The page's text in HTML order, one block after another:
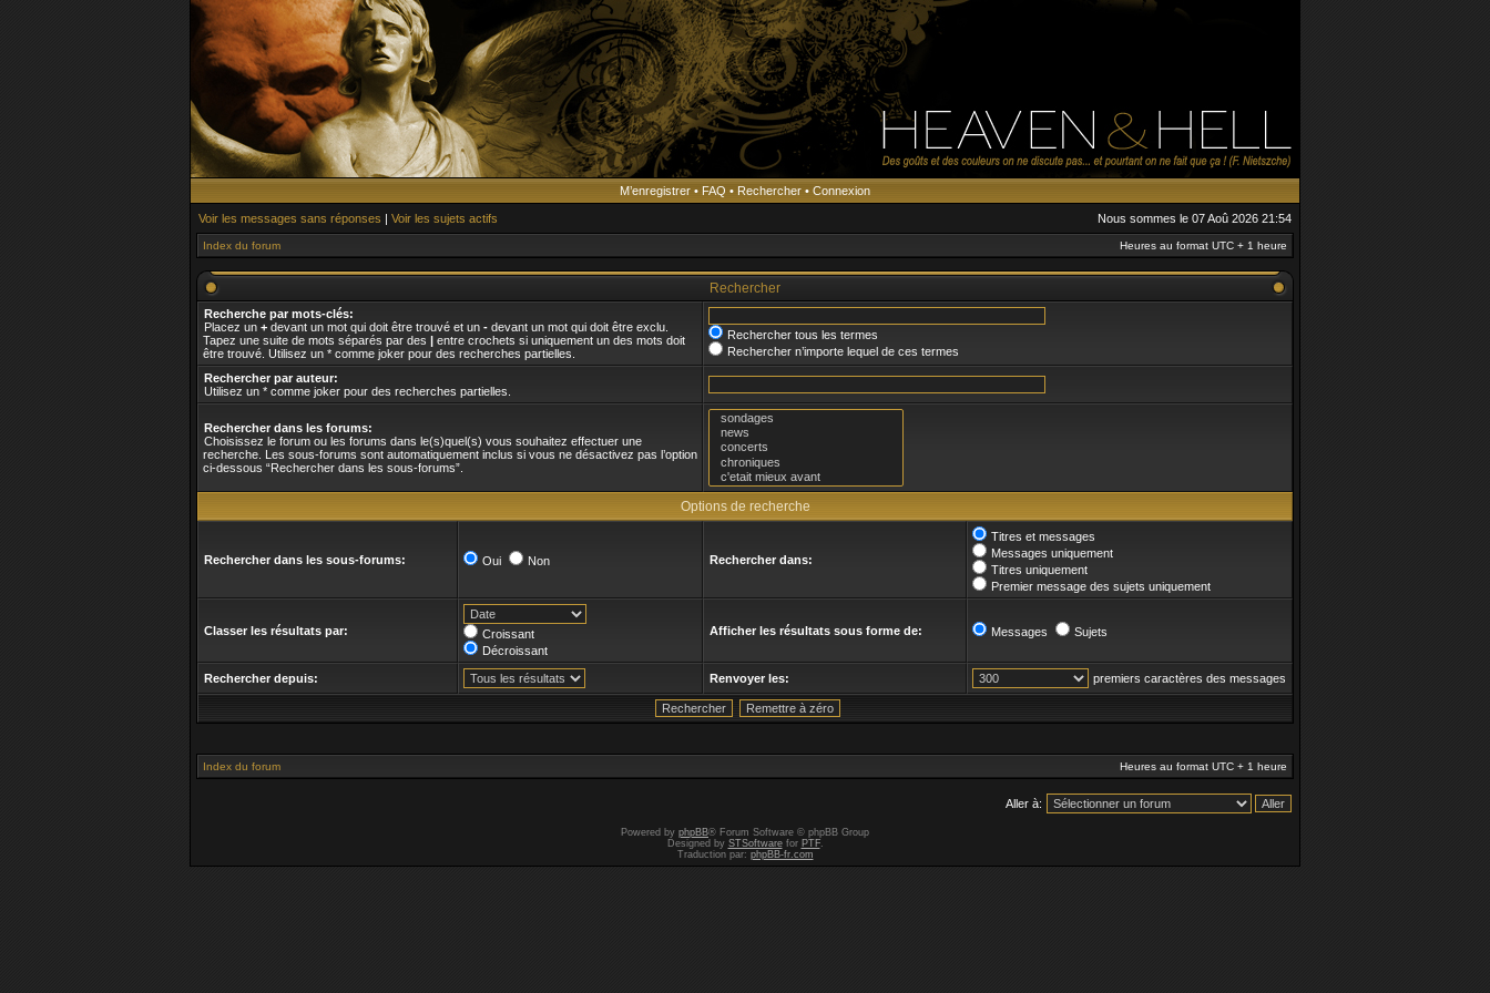
M’enregistrer • FAQ • Rechercher • Connexion
Voir les messages sans réponses | Voir les sujets actifs Nous sommes le 07 Aoû 2026 21:54
Index du forum Heures au format UTC + 1 heure
Rechercher
Recherche par mots-clés:
Placez un + devant un mot qui doit être trouvé et un - devant un mot qui doit être exclu.
Tapez une suite de mots séparés par des | entre crochets si uniquement un des mots doit
être trouvé. Utilisez un * comme joker pour des recherches partielles.
Rechercher tous les termes
Rechercher n’importe lequel de ces termes
Rechercher par auteur:
Utilisez un * comme joker pour des recherches partielles.
Rechercher dans les forums:
Choisissez le forum ou les forums dans le(s)quel(s) vous souhaitez effectuer une
recherche. Les sous-forums sont automatiquement inclus si vous ne désactivez pas l’option
ci-dessous “Rechercher dans les sous-forums”.
Options de recherche
Rechercher dans les sous-forums: Oui Non Rechercher dans:
Titres et messages
Messages uniquement
Titres uniquement
Premier message des sujets uniquement
Classer les résultats par:
Croissant
Décroissant
Afficher les résultats sous forme de: Messages Sujets
Rechercher depuis: Renvoyer les: premiers caractères des messages
Index du forum Heures au format UTC + 1 heure
Aller à:
Powered by phpBB® Forum Software © phpBB Group
Designed by STSoftwarefor PTF.
Traduction par: phpBB-fr.com